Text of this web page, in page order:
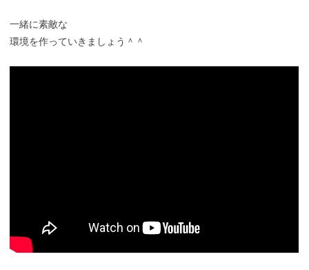
一緒に素敵な
環境を作っていきましょう＾＾